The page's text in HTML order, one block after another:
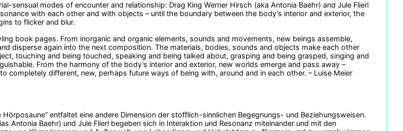
sensual modes of encounter and relationship: Drag King Werner Hirsch (aka Antonia Baehr) and Jule Flierl
with each other and with objects – until the boundary between the body’s interior and exterior, the
to flicker and blur.
book pages. From inorganic and organic elements, sounds and movements, new beings assemble,
disperse again into the next composition. The materials, bodies, sounds and objects make each other
touching and being touched, speaking and being talked about, grasping and being grasped, singing and
From the harmony of the body’s interior and exterior, new worlds emerge and pass away –
completely different, new, perhaps future ways of being with, around and in each other. – Luise Meier
Hörposaune“ entfaltet eine andere Dimension der stofflich-sinnlichen Begegnungs- und Beziehungsweisen.
Antonia Baehr) und Jule Flierl begeben sich in Interaktion und Resonanz miteinander und mit den